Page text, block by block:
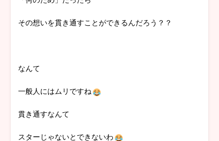
その想いを貫き通すことができるんだろう？？
なんて
一般人にはムリですね
貫き通すなんて
スターじゃないとできないわ